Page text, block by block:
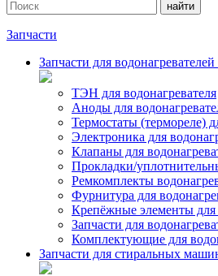
Запчасти
Запчасти для
ТЭН для водонагревателя
Аноды для
Термостаты (термореле)
Электроника для
Клапаны для
Прокладки/
Ремкомплекты
Фурнитура для
Крепёжные элементы для
Запчасти для
Комплектующие для
Запчасти для стиральных